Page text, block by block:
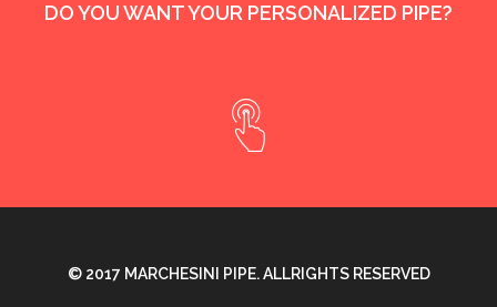
DO YOU WANT YOUR PERSONALIZED PIPE?
© 2017 MARCHESINI PIPE. ALLRIGHTS RESERVED